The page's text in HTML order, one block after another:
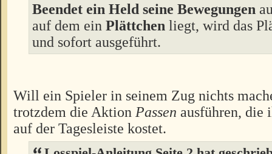
Beendet ein Held seine Bewegungen
auf dem ein Plättchen liegt, wird das
und sofort ausgeführt.
Will ein Spieler in seinem Zug nichts
trotzdem die Aktion Passen ausführen, die
auf der Tagesleiste kostet.